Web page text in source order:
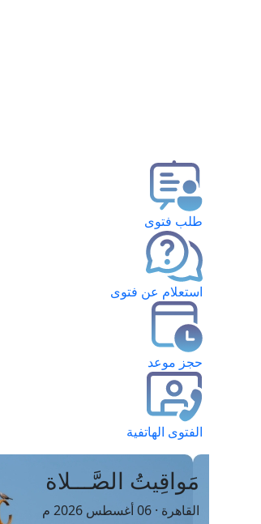
طلب فتوى
استعلام عن فتوى
حجز موعد
الفتوى الهاتفية
مَواقِيتُ الصَّـــلاة
القاهرة · 06 أغسطس 2026 م